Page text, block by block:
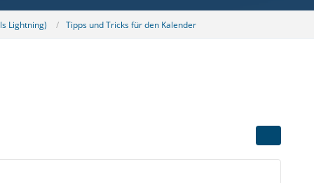
Lightning) Tipps und Tricks für den Kalender